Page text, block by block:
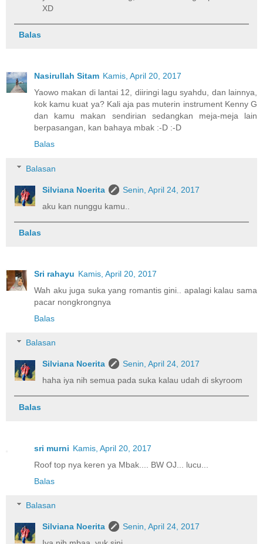
XD
Balas
Nasirullah Sitam Kamis, April 20, 2017
Yaowo makan di lantai 12, diiringi lagu syahdu, dan lainnya,
kok kamu kuat ya? Kali aja pas muterin instrument Kenny G
dan kamu makan sendirian sedangkan meja-meja lain
berpasangan, kan bahaya mbak :-D :-D
Balas
Balasan
Silviana Noerita
Senin, April 24, 2017
aku kan nunggu kamu..
Balas
Sri rahayu Kamis, April 20, 2017
Wah aku juga suka yang romantis gini.. apalagi kalau sama
pacar nongkrongnya
Balas
Balasan
Silviana Noerita
Senin, April 24, 2017
haha iya nih semua pada suka kalau udah di skyroom
Balas
sri murni Kamis, April 20, 2017
Roof top nya keren ya Mbak.... BW OJ... lucu...
Balas
Balasan
Silviana Noerita
Senin, April 24, 2017